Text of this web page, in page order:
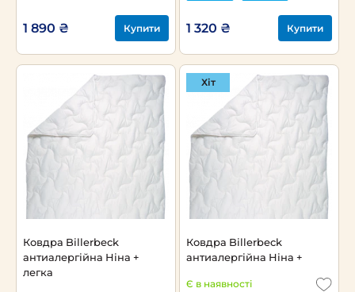
1 890 ₴ Купити 1 320 ₴ Купити
Ковдра Billerbeck
антиалергійна Ніна +
легка
Хіт
Ковдра Billerbeck
антиалергійна Ніна +
Є в наявності